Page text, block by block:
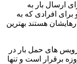
ارسال بار به
افرادی که به
هستند بهترین
های حمل بار در
برقرار است و تنها